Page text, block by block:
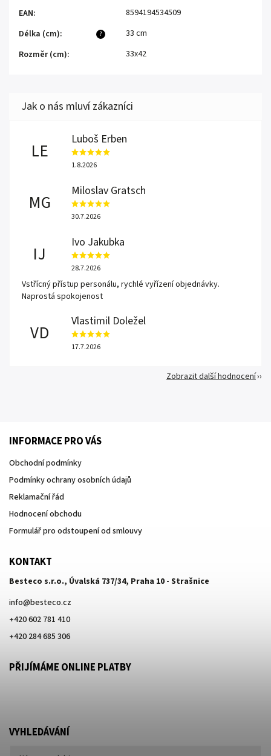
EAN: 8594194534509
?
Délka (cm):
33 cm
Rozměr (cm): 33x42
LE
Luboš Erben
1.8.2026
MG
Miloslav Gratsch
30.7.2026
IJ
Ivo Jakubka
28.7.2026
Vstřícný přístup personálu, rychlé vyřízení objednávky.
Naprostá spokojenost
VD
Vlastimil Doležel
17.7.2026
Zobrazit další hodnocení
INFORMACE PRO VÁS
Obchodní podmínky
Podmínky ochrany osobních údajů
Reklamační řád
Hodnocení obchodu
Formulář pro odstoupení od smlouvy
KONTAKT
Besteco s.r.o., Úvalská 737/34, Praha 10 - Strašnice
info@besteco.cz
+420 602 781 410
+420 284 685 306
PŘIJÍMÁME ONLINE PLATBY
VYHLEDÁVÁNÍ